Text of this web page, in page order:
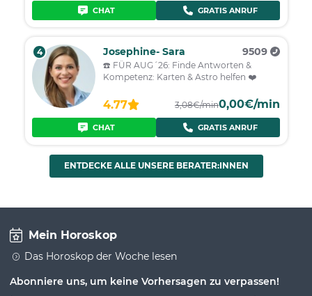
CHAT GRATIS ANRUF
4 Josephine- Sara 9509
☎️ FÜR AUG´26: Finde Antworten &
Kompetenz: Karten & Astro helfen ❤️
4.77 3,08€/min0,00€/min
CHAT GRATIS ANRUF
ENTDECKE ALLE UNSERE BERATER:INNEN
Mein Horoskop
Das Horoskop der Woche lesen
Abonniere uns, um keine Vorhersagen zu verpassen!